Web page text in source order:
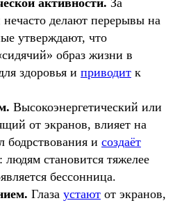
делают перерывы на
утверждают, что
образ жизни в
здоровья и приводит к
Высокоэнергетический или
от экранов, влияет на
бодрствования и создаёт
людям становится тяжелее
бессонница.
Глаза устают от экранов,